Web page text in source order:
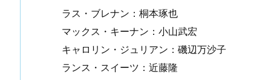
ラス・ブレナン：桐本琢也
マックス・キーナン：小山武宏
キャロリン・ジュリアン：磯辺万沙子
ランス・スイーツ：近藤隆